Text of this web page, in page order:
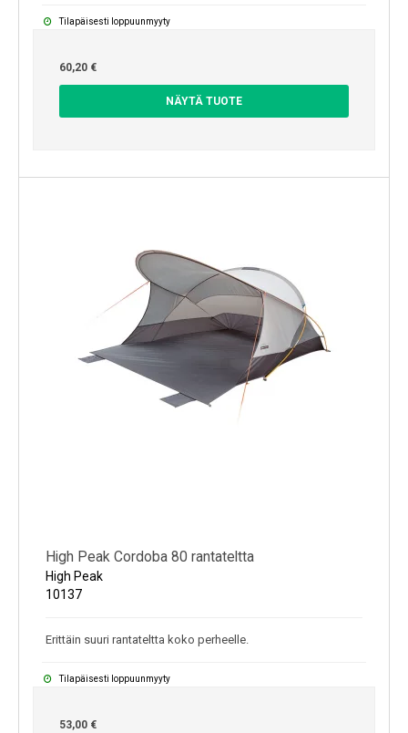
Tilapäisesti loppuunmyyty
60,20 €
NÄYTÄ TUOTE
High Peak Cordoba 80 rantateltta
High Peak
10137
Erittäin suuri rantateltta koko perheelle.
Tilapäisesti loppuunmyyty
53,00 €